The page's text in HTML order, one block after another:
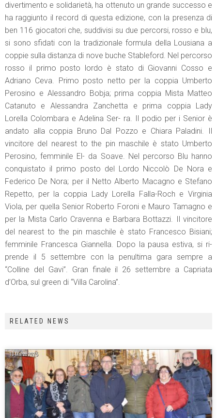
divertimento e solidarietà, ha ottenuto un grande successo e
ha raggiunto il record di questa edizione, con la presenza di
ben 116 giocatori che, suddivisi su due percorsi, rosso e blu,
si sono sfidati con la tradizionale formula della Lousiana a
coppie sulla distanza di nove buche Stableford. Nel percorso
rosso il primo posto lordo è stato di Giovanni Cosso e
Adriano Ceva. Primo posto netto per la coppia Umberto
Perosino e Alessandro Bobja; prima coppia Mista Matteo
Catanuto e Alessandra Zanchetta e prima coppia Lady
Lorella Colombara e Adelina Ser- ra. Il podio per i Senior è
andato alla coppia Bruno Dal Pozzo e Chiara Paladini. Il
vincitore del nearest to the pin maschile è stato Umberto
Perosino, femminile El- da Soave. Nel percorso Blu hanno
conquistato il primo posto del Lordo Niccolò De Nora e
Federico De Nora; per il Netto Alberto Macagno e Stefano
Repetto, per la coppia Lady Lorella Falla-Roch e Virginia
Viola, per quella Senior Roberto Foroni e Mauro Tamagno e
per la Mista Carlo Cravenna e Barbara Bottazzi. Il vincitore
del nearest to the pin maschile è stato Francesco Bisiani;
femminile Francesca Giannella. Dopo la pausa estiva, si ri-
prende il 5 settembre con la penultima gara sempre a
“Colline del Gavi”. Gran finale il 26 settembre a Capriata
d’Orba, sul green di “Villa Carolina”.
RELATED NEWS
13 Marzo 2025